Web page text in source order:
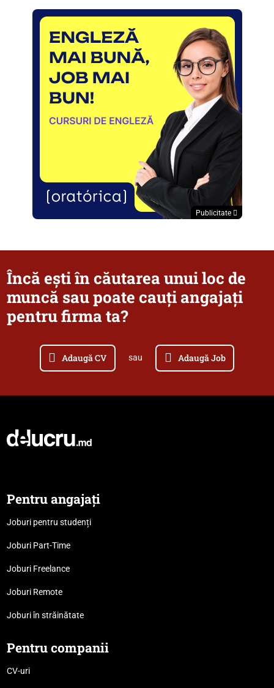
Publicitate
Încă ești în căutarea unui loc de
muncă sau poate cauți angajați
pentru firma ta?
Adaugă CV sau Adaugă Job
Pentru angajați
Joburi pentru studenți
Joburi Part-Time
Joburi Freelance
Joburi Remote
Joburi în străinătate
Pentru companii
CV-uri